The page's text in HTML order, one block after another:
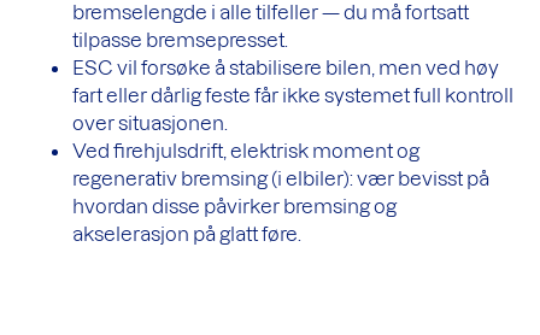
bremselengde i alle tilfeller — du må fortsatt
tilpasse bremsepresset.
ESC vil forsøke å stabilisere bilen, men ved høy
fart eller dårlig feste får ikke systemet full kontroll
over situasjonen.
Ved firehjulsdrift, elektrisk moment og
regenerativ bremsing (i elbiler): vær bevisst på
hvordan disse påvirker bremsing og
akselerasjon på glatt føre.